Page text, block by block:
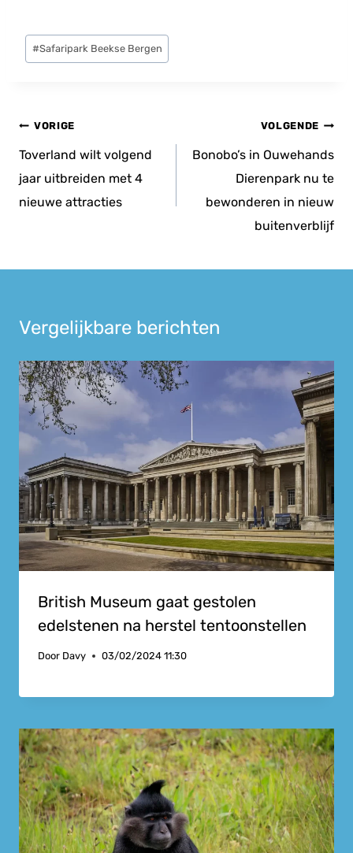
Bericht
tags:
#Safaripark Beekse Bergen
Bericht
navigatie
VORIGE
Toverland wilt volgend
jaar uitbreiden met 4
nieuwe attracties
VOLGENDE
Bonobo’s in Ouwehands
Dierenpark nu te
bewonderen in nieuw
buitenverblijf
Vergelijkbare berichten
British Museum gaat gestolen
edelstenen na herstel tentoonstellen
Door Davy 03/02/2024 11:30